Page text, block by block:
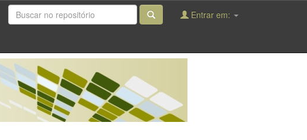
Entrar em: